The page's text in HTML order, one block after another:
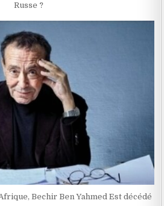
Russe ?
Bechir Ben Yahmed Est décédé